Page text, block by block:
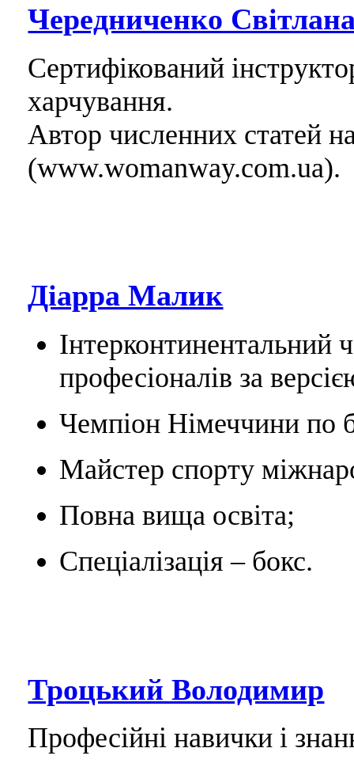
Чередниченко
Сертифікований
харчування.
Автор численних статей
(www.womanway.com.ua).
Діарра Малик
Інтерконтинентальний
професіоналів за
Чемпіон Німеччини по
Майстер спорту
Повна вища освіта;
Спеціалізація – бокс.
Троцький Володимир
Професійні навички і